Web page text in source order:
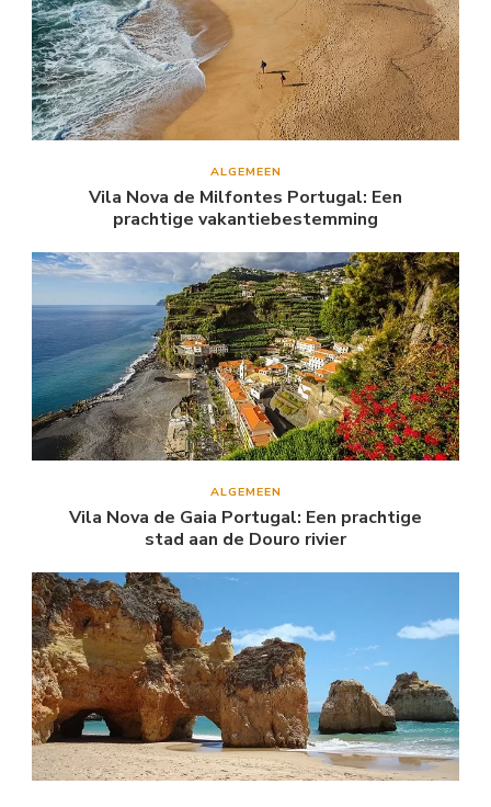
ALGEMEEN
Vila Nova de Milfontes Portugal: Een
prachtige vakantiebestemming
ALGEMEEN
Vila Nova de Gaia Portugal: Een prachtige
stad aan de Douro rivier